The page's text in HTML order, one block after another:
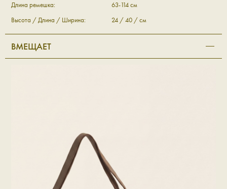
Длина ремешка:
63-114 см
Высота / Длина / Ширина:
24 / 40 / см
ВМЕЩАЕТ